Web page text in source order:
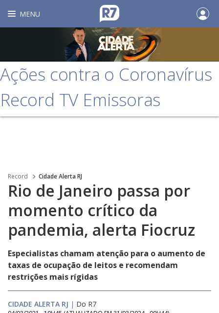
MENU
Ações contra o Coronavírus
Record TV Emissoras
Record Cidade Alerta RJ
Rio de Janeiro passa por
momento crítico da
pandemia, alerta Fiocruz
Especialistas chamam atenção para o aumento de
taxas de ocupação de leitos e recomendam
restrições mais rígidas
CIDADE ALERTA RJ | Do R7